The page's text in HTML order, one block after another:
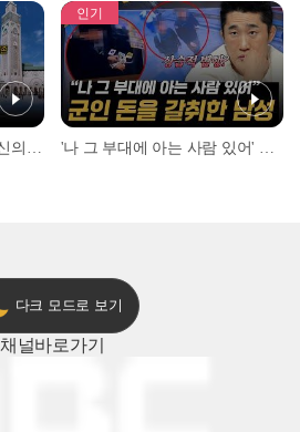
인기
다크 모드로 보기
채널바로가기